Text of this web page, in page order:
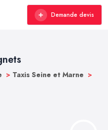
Demande devis
> Taxis Seine et Marne >